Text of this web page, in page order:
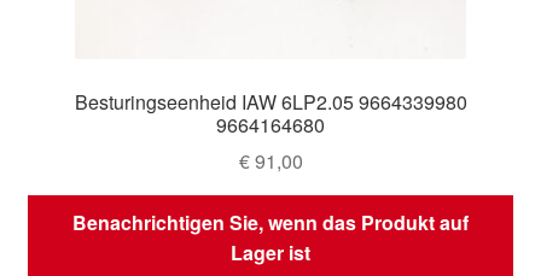
Besturingseenheid IAW 6LP2.05 9664339980
9664164680
€91,00
Benachrichtigen Sie, wenn das Produkt auf
Lager ist